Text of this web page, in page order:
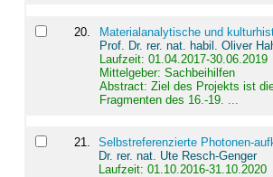
20
Materialanalytische und
Prof. Dr. rer. nat. habil. Oliver
Laufzeit: 01.04.2017-30.06.2019
Mittelgeber: Sachbeihilfen
Abstract: Ziel des Projekts ist
Fragmenten des 16.-19. ...
21.
Selbstreferenzierte Photonen-
Dr. rer. nat. Ute Resch-Genger
Laufzeit: 01.10.2016-31.10.2020